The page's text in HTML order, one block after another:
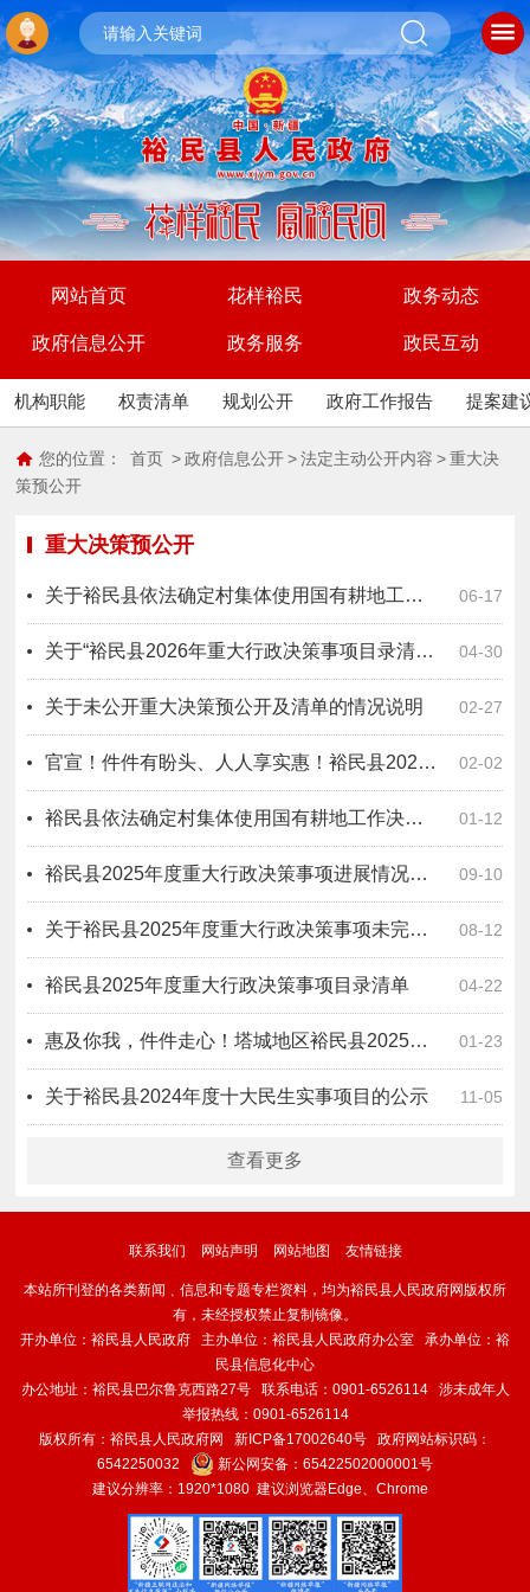
网站首页 花样裕民 政务动态
政府信息公开 政务服务 政民互动
机构职能 权责清单 规划公开 政府工作报告 提案建
您的位置： 首页 > 政府信息公开 > 法定主动公开内容 > 重大决
策预公开
重大决策预公开
06-17
关于裕民县依法确定村集体使用国有耕地工作决策草案公众征求意见的情况说明
04-30
关于“裕民县2026年重大行政决策事项目录清单”的情况说明
02-27
关于未公开重大决策预公开及清单的情况说明
02-02
官宣！件件有盼头、人人享实惠！裕民县2026年“十件民生实事”重磅发布！
01-12
裕民县依法确定村集体使用国有耕地工作决策草案
09-10
裕民县2025年度重大行政决策事项进展情况说明
08-12
关于裕民县2025年度重大行政决策事项未完成情况说明
04-22
裕民县2025年度重大行政决策事项目录清单
01-23
惠及你我，件件走心！塔城地区裕民县2025年“十件民生实事”大礼包来啦！请查收#实干快干创新业
11-05
关于裕民县2024年度十大民生实事项目的公示
查看更多
联系我们 网站声明 网站地图 友情链接
本站所刊登的各类新闻﹑信息和专题专栏资料，均为裕民县人民政府网版权所
有，未经授权禁止复制镜像。
开办单位：裕民县人民政府 主办单位：裕民县人民政府办公室 承办单位：裕
民县信息化中心
办公地址：裕民县巴尔鲁克西路27号 联系电话：0901-6526114 涉未成年人
举报热线：0901-6526114
版权所有：裕民县人民政府网 新ICP备17002640号 政府网站标识码：
6542250032
新公网安备： 65422502000001号
建议分辨率：1920*1080 建议浏览器Edge、Chrome